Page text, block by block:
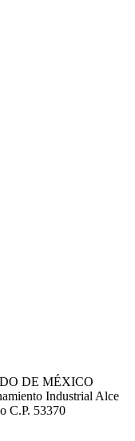
DE MÉXICO
Industrial Alce
C.P. 53370